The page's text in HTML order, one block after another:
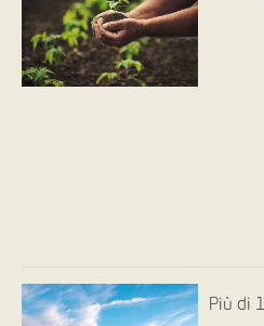
Più di